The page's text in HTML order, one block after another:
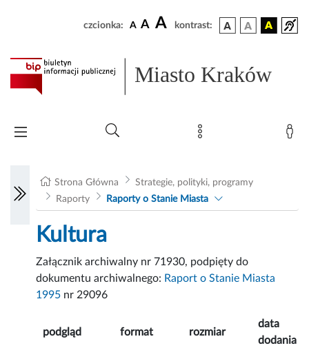
czcionka: A A A kontrast:
Miasto Kraków
Strona Główna
Strategie, polityki, programy
Raporty
Raporty o Stanie Miasta
Kultura
Załącznik archiwalny nr 71930, podpięty do
dokumentu archiwalnego: Raport o Stanie Miasta
1995 nr 29096
podgląd format rozmiar
data
dodania